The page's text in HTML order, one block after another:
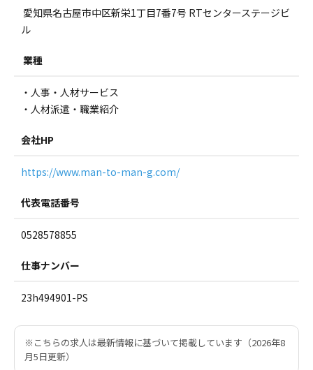
愛知県名古屋市中区新栄1丁目7番7号 RTセンターステージビ
ル
業種
・人事・人材サービス
・人材派遣・職業紹介
会社HP
https://www.man-to-man-g.com/
代表電話番号
0528578855
仕事ナンバー
23h494901-PS
※こちらの求人は最新情報に基づいて掲載しています（2026年8
月5日更新）